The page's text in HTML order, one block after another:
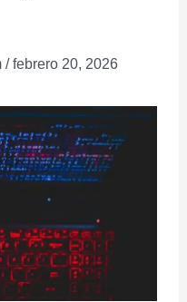
/febrero 20, 2026